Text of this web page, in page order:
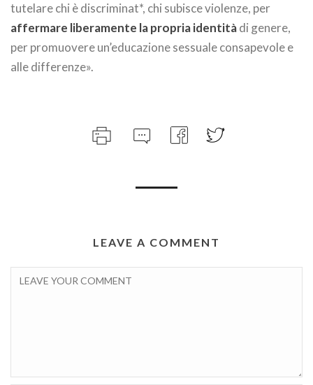
tutelare chi è discriminat*, chi subisce violenze, per
affermare liberamente la propria identitàdi genere,
per promuovere un’educazione sessuale consapevole e
alle differenze».
LEAVE A COMMENT